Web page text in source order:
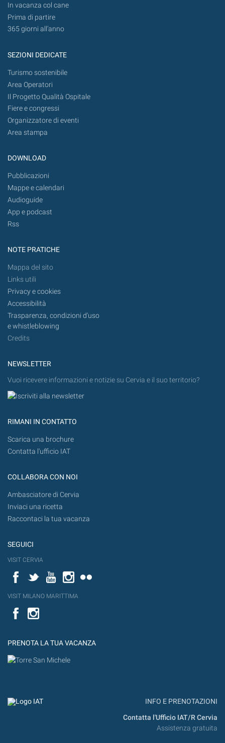
In vacanza col cane
Prima di partire
365 giorni all’anno
SEZIONI DEDICATE
Turismo sostenibile
Area Operatori
Il Progetto Qualità Ospitale
Fiere e congressi
Organizzatore di eventi
Area stampa
DOWNLOAD
Pubblicazioni
Mappe e calendari
Audioguide
App e podcast
Rss
NOTE PRATICHE
Mappa del sito
Links utili
Privacy e cookies
Accessibilità
Trasparenza, condizioni d'uso
e whistleblowing
Credits
NEWSLETTER
Vuoi ricevere informazioni e notizie su Cervia e il suo territorio?
RIMANI IN CONTATTO
Scarica una brochure
Contatta l'ufficio IAT
COLLABORA CON NOI
Ambasciatore di Cervia
Inviaci una ricetta
Raccontaci la tua vacanza
SEGUICI
VISIT CERVIA
FacebookTwitterYouTubeInstagram
VISIT MILANO MARITTIMA
Facebook
PRENOTA LA TUA VACANZA
INFO E PRENOTAZIONI
Contatta l'Ufficio IAT/R Cervia
Assistenza gratuita